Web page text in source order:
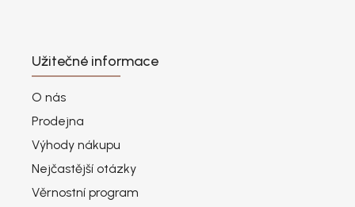
Užitečné informace
O nás
Prodejna
Výhody nákupu
Nejčastější otázky
Věrnostní program